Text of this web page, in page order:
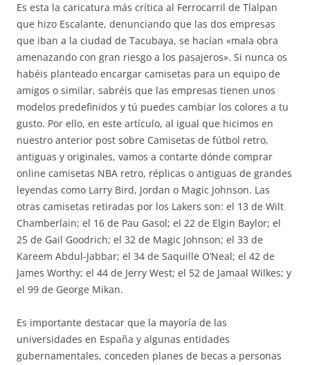
Es esta la caricatura más crítica al Ferrocarril de Tlalpan
que hizo Escalante, denunciando que las dos empresas
que iban a la ciudad de Tacubaya, se hacían «mala obra
amenazando con gran riesgo a los pasajeros». Si nunca os
habéis planteado encargar camisetas para un equipo de
amigos o similar, sabréis que las empresas tienen unos
modelos predefinidos y tú puedes cambiar los colores a tu
gusto. Por ello, en este artículo, al igual que hicimos en
nuestro anterior post sobre Camisetas de fútbol retro,
antiguas y originales, vamos a contarte dónde comprar
online camisetas NBA retro, réplicas o antiguas de grandes
leyendas como Larry Bird, Jordan o Magic Johnson. Las
otras camisetas retiradas por los Lakers son: el 13 de Wilt
Chamberlain; el 16 de Pau Gasol; el 22 de Elgin Baylor; el
25 de Gail Goodrich; el 32 de Magic Johnson; el 33 de
Kareem Abdul-Jabbar; el 34 de Saquille O’Neal; el 42 de
James Worthy; el 44 de Jerry West; el 52 de Jamaal Wilkes; y
el 99 de George Mikan.
Es importante destacar que la mayoría de las
universidades en España y algunas entidades
gubernamentales, conceden planes de becas a personas